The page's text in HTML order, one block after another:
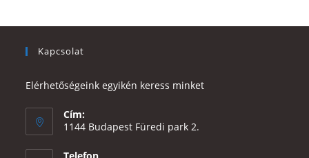
Kapcsolat
Elérhetőségeink egyikén keress minket
Cím:
1144 Budapest Füredi park 2.